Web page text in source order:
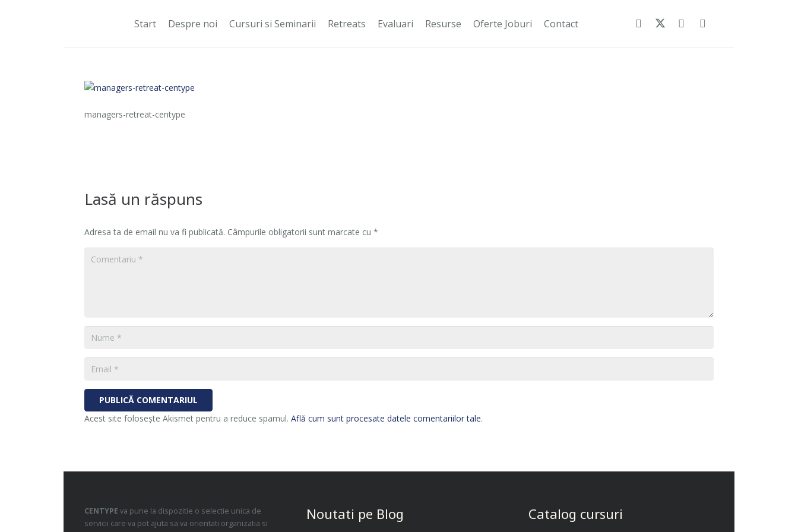
Start Despre noi Cursuri si Seminarii Retreats Evaluari Resurse Oferte Joburi Contact
managers-retreat-centype
Lasă un răspuns
Adresa ta de email nu va fi publicată. Câmpurile obligatorii sunt marcate cu *
PUBLICĂ COMENTARIUL
Acest site folosește Akismet pentru a reduce spamul. Află cum sunt procesate datele comentariilor tale.
CENTYPE va pune la dispozitie o selectie unica de
servicii care va pot ajuta sa va orientati organizatia si
Noutati pe Blog Catalog cursuri